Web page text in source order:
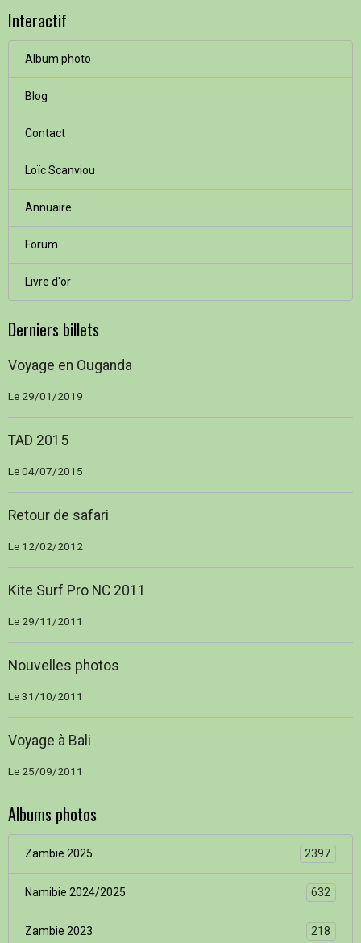
Interactif
Album photo
Blog
Contact
Loïc Scanviou
Annuaire
Forum
Livre d'or
Derniers billets
Voyage en Ouganda
Le 29/01/2019
TAD 2015
Le 04/07/2015
Retour de safari
Le 12/02/2012
Kite Surf Pro NC 2011
Le 29/11/2011
Nouvelles photos
Le 31/10/2011
Voyage à Bali
Le 25/09/2011
Albums photos
Zambie 2025 2397
Namibie 2024/2025 632
Zambie 2023 218